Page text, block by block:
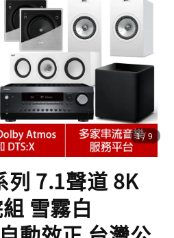
1/9
列 7.1聲道 8K
雪霧白